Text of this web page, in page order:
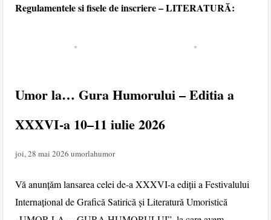
Regulamentele si fisele de inscriere – LITERATURĂ:
Umor la… Gura Humorului – Editia a
XXXVI-a 10–11 iulie 2026
joi, 28 mai 2026 umorlahumor
Vă anunțăm lansarea celei de-a XXXVI-a ediții a Festivalului
Internațional de Grafică Satirică și Literatură Umoristică